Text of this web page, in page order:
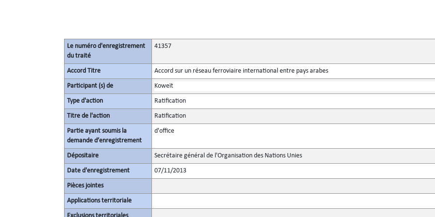
Le numéro d'enregistrement
du traité
41357
Accord Titre Accord sur un réseau ferroviaire international entre pays arabes
Participant (s) de Koweït
Type d'action Ratification
Titre de l'action Ratification
Partie ayant soumis la
demande d’enregistrement
d'office
Dépositaire Secrétaire général de l'Organisation des Nations Unies
Date d'enregistrement 07/11/2013
Pièces jointes
Applications territoriale